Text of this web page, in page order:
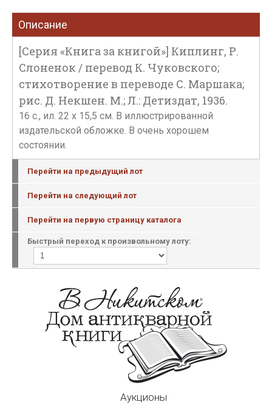
Описание
[Серия «Книга за книгой»] Киплинг, Р.
Слоненок / перевод К. Чуковского;
стихотворение в переводе С. Маршака;
рис. Д. Некшен. М.; Л.: Детиздат, 1936.
16 с., ил. 22 х 15,5 см. В иллюстрированной
издательской обложке. В очень хорошем
состоянии.
Перейти на предыдущий лот
Перейти на следующий лот
Перейти на первую страницу каталога
Быстрый переход к произвольному лоту:
Аукционы